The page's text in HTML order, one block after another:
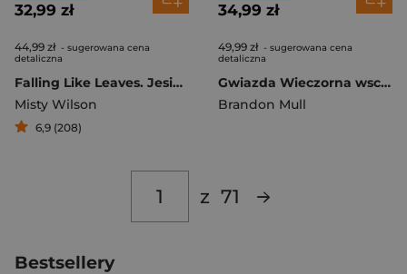
32,99 zł
44,99 zł - sugerowana cena
detaliczna
Falling Like Leaves. Jesienna miłość
Misty Wilson
6,9 (208)
34,99 zł
49,99 zł - sugerowana cena
detaliczna
Gwiazda Wieczorna wschodzi. Baśniobór. Tom 2 (ilustrowane brzegi)
Brandon Mull
z 71
Bestsellery